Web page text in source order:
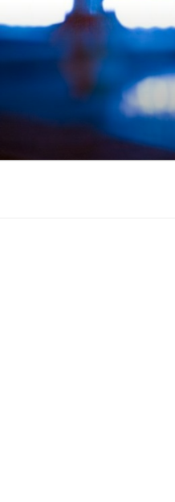
Inhalt
springen